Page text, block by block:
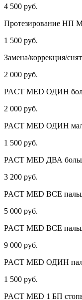
4 500 руб.
Протезирование НП
1 500 руб.
Замена/коррекция/
2 000 руб.
PACT MED ОДИН
2 000 руб.
PACT MED ОДИН
1 500 руб.
PACT MED ДВА
3 200 руб.
PACT MED ВСЕ
5 000 руб.
PACT MED ВСЕ
9 000 руб.
PACT MED ОДИН
1 500 руб.
PACT MED 1 БП